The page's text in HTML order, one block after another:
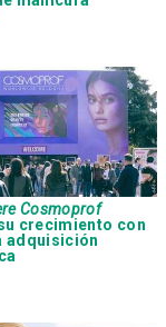
Cosmoprof
crecimiento con
adquisición